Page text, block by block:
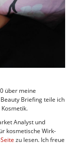
über meine
Briefing teile ich
Analyst und
kosmetische Wirk-
zu lesen. Ich freue